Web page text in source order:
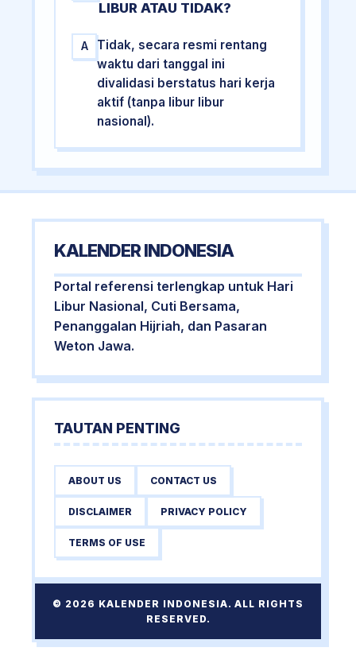
LIBUR ATAU TIDAK?
A
Tidak, secara resmi rentang
waktu dari tanggal ini
divalidasi berstatus hari kerja
aktif (tanpa libur libur
nasional).
KALENDER INDONESIA
Portal referensi terlengkap untuk Hari
Libur Nasional, Cuti Bersama,
Penanggalan Hijriah, dan Pasaran
Weton Jawa.
TAUTAN PENTING
ABOUT US CONTACT US
DISCLAIMER PRIVACY POLICY
TERMS OF USE
© 2026 KALENDER INDONESIA. ALL RIGHTS
RESERVED.